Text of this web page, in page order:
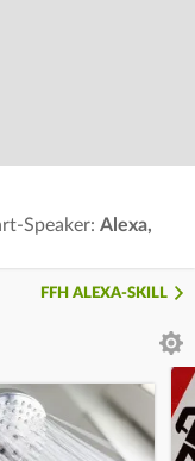
Speaker: Alexa,
FFH ALEXA-SKILL